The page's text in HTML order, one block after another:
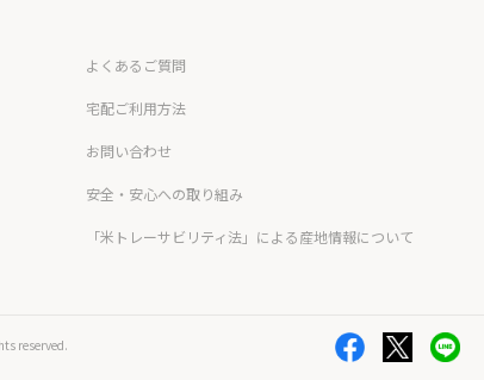
よくあるご質問
宅配ご利用方法
お問い合わせ
安全・安心への取り組み
「米トレーサビリティ法」による産地情報について
reserved.